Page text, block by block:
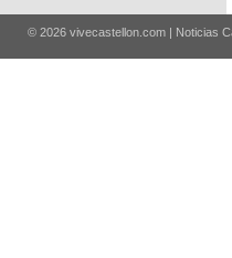
© 2026 vivecastellon.com | Noticias